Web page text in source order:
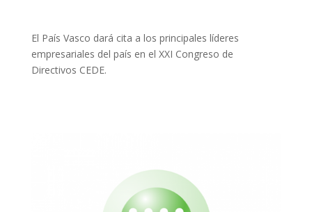
El País Vasco dará cita a los principales líderes
empresariales del país en el XXI Congreso de
Directivos CEDE.